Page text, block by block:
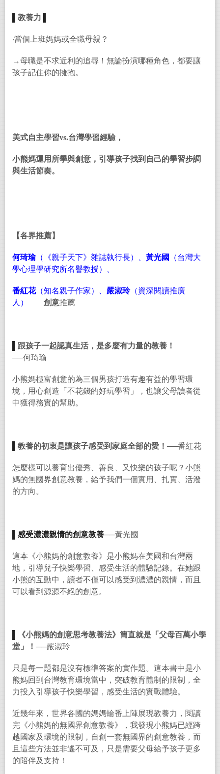
教養力
‧當個上班媽媽或全職母親？
→母職是不求近利的追尋！無論扮演哪種角色，都要讓
孩子記住你的擁抱。
美式自主學習vs.台灣學習經驗，
小熊媽運用所學與創意，引導孩子找到自己的學習步調
與生活節奏。
【各界推薦】
何琦瑜（《親子天下》雜誌執行長）、 黃光國
（台灣大
學心理學研究所名譽教授）、
番紅花（知名親子作家）、 嚴淑玲（資深閱讀推廣
人）
創意推薦
跟孩子一起認真生活，是多麼有力量的教養！
──何琦瑜
小熊媽極富創意的為三個男孩打造有趣有益的學習環
境，用心創造「不花錢的好玩學習」，也讓父母讀者從
中獲得務實的幫助。
教養的初衷是讓孩子感受到家庭全部的愛！ ──番紅花
怎麼樣可以養育出優秀、善良、又快樂的孩子呢？小熊
媽的無國界創意教養，給予我們一個實用、扎實、活潑
的方向。
感受濃濃親情的創意教養──黃光國
這本《小熊媽的創意教養》是小熊媽在美國和台灣兩
地，引導兒子快樂學習、感受生活的體驗記錄。在她跟
小熊的互動中，讀者不僅可以感受到濃濃的親情，而且
可以看到源源不絕的創意。
《小熊媽的創意思考教養法》簡直就是「父母百萬小學
堂」！ ──嚴淑玲
只是每一題都是沒有標準答案的實作題。這本書中是小
熊媽回到台灣教育環境當中，突破教育體制的限制，全
力投入引導孩子快樂學習，感受生活的實戰體驗。
近幾年來，世界各國的媽媽輪番上陣展現教養力，閱讀
完《小熊媽的無國界創意教養》，我發現小熊媽已經跨
越國家及環境的限制，自創一套無國界的創意教養，而
且這些方法並非遙不可及，只是需要父母給予孩子更多
的陪伴及支持！